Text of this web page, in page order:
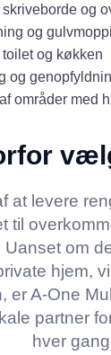
og
og
og køkken
og
områder med
at levere
til
Uanset om
hjem,
er A-One
partner
hver